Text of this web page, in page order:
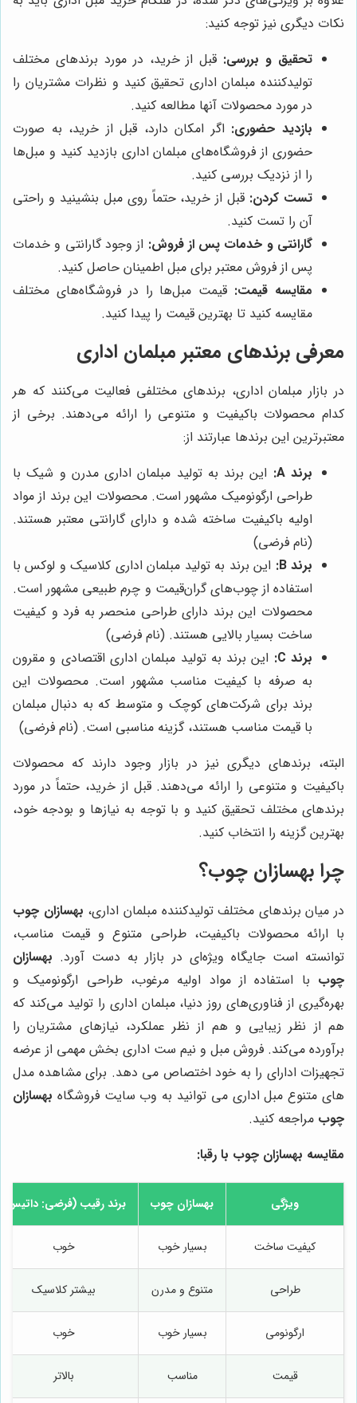
نکات دیگری نیز توجه کنید:
تحقیق و بررسی: قبل از خرید، در مورد برندهای مختلف
تولیدکننده مبلمان اداری تحقیق کنید و نظرات مشتریان را
در مورد محصولات آنها مطالعه کنید.
بازدید حضوری: اگر امکان دارد، قبل از خرید، به صورت
حضوری از فروشگاه‌های مبلمان اداری بازدید کنید و مبل‌ها
را از نزدیک بررسی کنید.
تست کردن: قبل از خرید، حتماً روی مبل بنشینید و راحتی
آن را تست کنید.
گارانتی و خدمات پس از فروش: از وجود گارانتی و خدمات
پس از فروش معتبر برای مبل اطمینان حاصل کنید.
مقایسه قیمت: قیمت مبل‌ها را در فروشگاه‌های مختلف
مقایسه کنید تا بهترین قیمت را پیدا کنید.
معرفی برندهای معتبر مبلمان اداری
در بازار مبلمان اداری، برندهای مختلفی فعالیت می‌کنند که هر
کدام محصولات باکیفیت و متنوعی را ارائه می‌دهند. برخی از
معتبرترین این برندها عبارتند از:
برند A:
این برند به تولید مبلمان اداری مدرن و شیک با
طراحی ارگونومیک مشهور است. محصولات این برند از مواد
اولیه باکیفیت ساخته شده و دارای گارانتی معتبر هستند.
(نام فرضی)
برند B:
این برند به تولید مبلمان اداری کلاسیک و لوکس با
استفاده از چوب‌های گران‌قیمت و چرم طبیعی مشهور است.
محصولات این برند دارای طراحی منحصر به فرد و کیفیت
ساخت بسیار بالایی هستند. (نام فرضی)
برند C:
این برند به تولید مبلمان اداری اقتصادی و مقرون
به صرفه با کیفیت مناسب مشهور است. محصولات این
برند برای شرکت‌های کوچک و متوسط که به دنبال مبلمان
با قیمت مناسب هستند، گزینه مناسبی است. (نام فرضی)
البته، برندهای دیگری نیز در بازار وجود دارند که محصولات
باکیفیت و متنوعی را ارائه می‌دهند. قبل از خرید، حتماً در مورد
برندهای مختلف تحقیق کنید و با توجه به نیازها و بودجه خود،
بهترین گزینه را انتخاب کنید.
چرا بهسازان چوب؟
در میان برندهای مختلف تولیدکننده مبلمان اداری، بهسازان چوب
با ارائه محصولات باکیفیت، طراحی متنوع و قیمت مناسب،
توانسته است جایگاه ویژه‌ای در بازار به دست آورد. بهسازان
چوب با استفاده از مواد اولیه مرغوب، طراحی ارگونومیک و
بهره‌گیری از فناوری‌های روز دنیا، مبلمان اداری را تولید می‌کند که
هم از نظر زیبایی و هم از نظر عملکرد، نیازهای مشتریان را
برآورده می‌کند. فروش مبل و نیم ست اداری بخش مهمی از عرضه
تجهیزات ادارای را به خود اختصاص می دهد. برای مشاهده مدل
های متنوع مبل اداری می توانید به وب سایت فروشگاه بهسازان
چوب مراجعه کنید.
مقایسه بهسازان چوب با رقبا:
ویژگی بهسازان چوب برند رقیب (فرضی: داتیس)
کیفیت ساخت بسیار خوب خوب
طراحی متنوع و مدرن بیشتر کلاسیک
ارگونومی بسیار خوب خوب
قیمت مناسب بالاتر